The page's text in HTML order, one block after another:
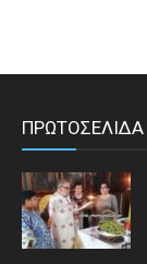
ΠΡΩΤΟΣΕΛΙΔΑ